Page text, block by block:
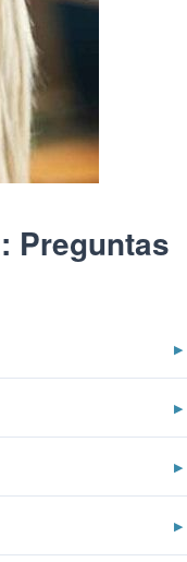
Preguntas
▶
▶
▶
▶